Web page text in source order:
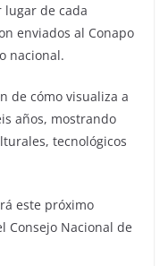
lugar de cada
enviados al Conapo
nacional.
de cómo visualiza a
años, mostrando
tecnológicos
este próximo
Consejo Nacional de